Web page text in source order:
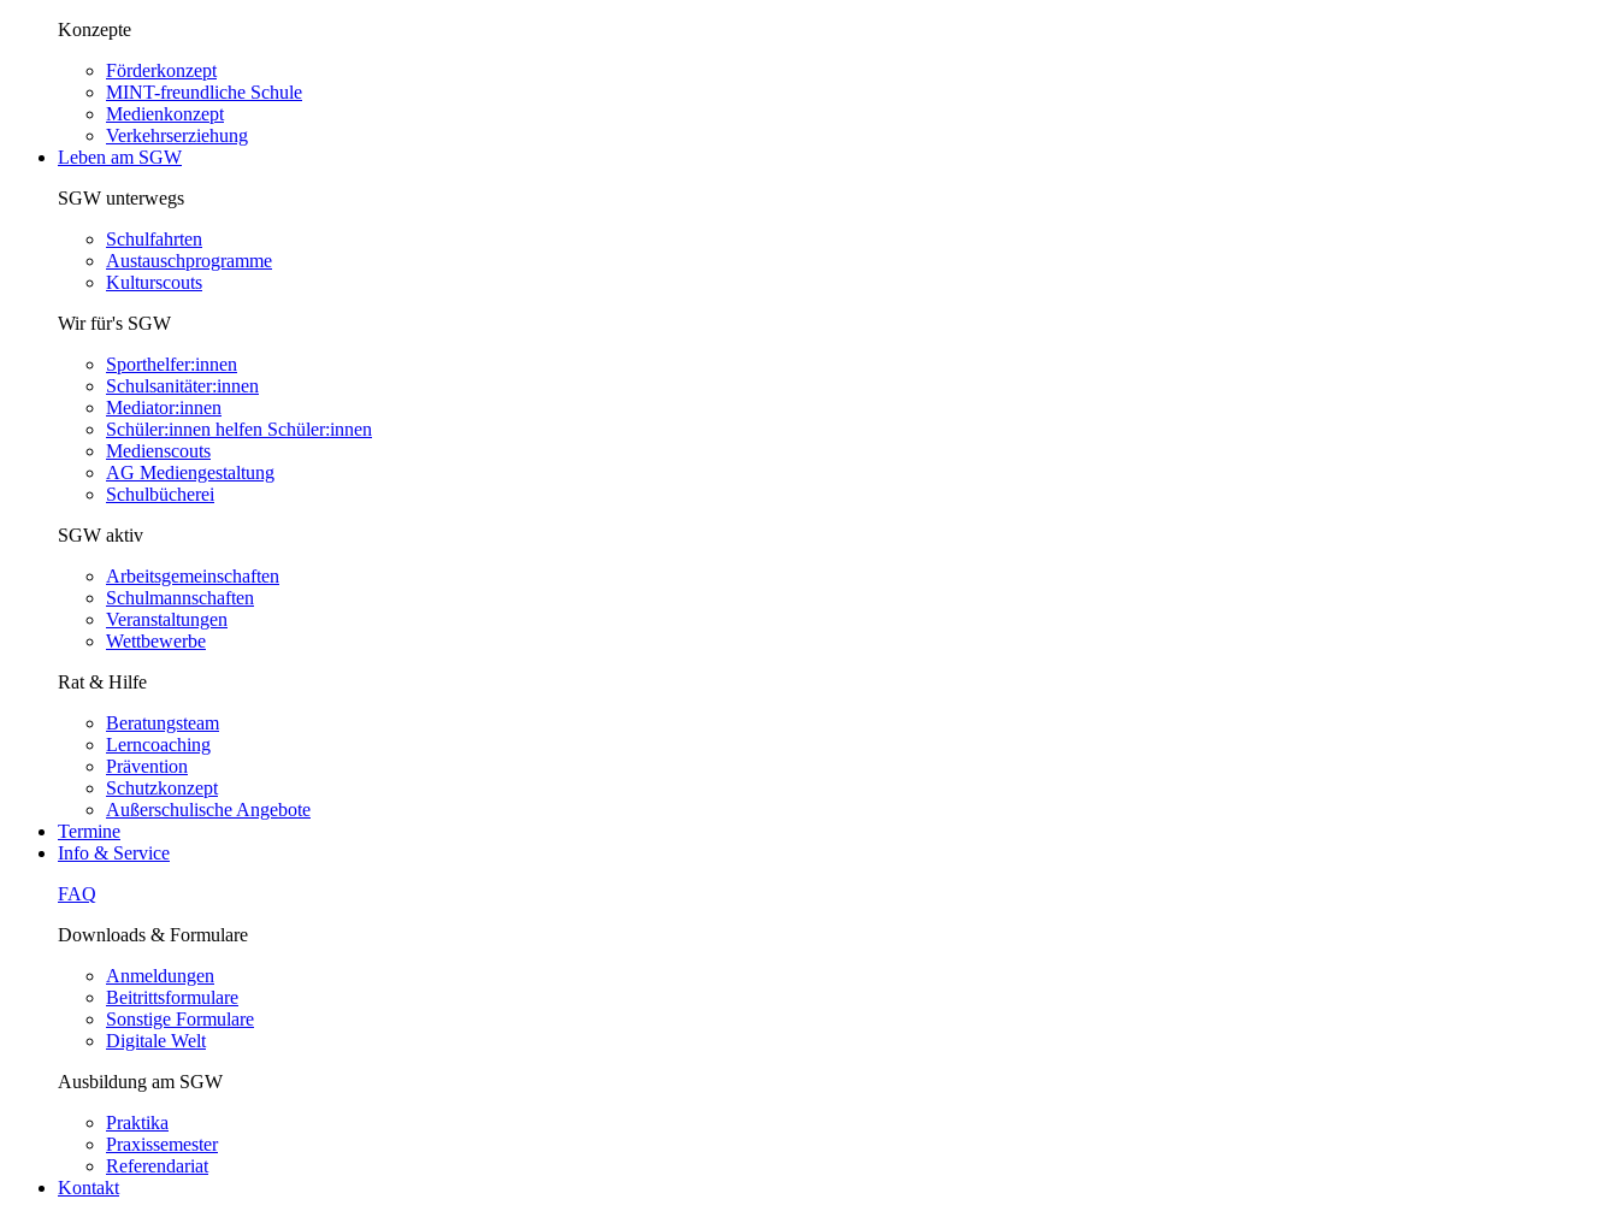
Konzepte
Förderkonzept
MINT-freundliche Schule
Medienkonzept
Verkehrserziehung
Leben am SGW
SGW unterwegs
Schulfahrten
Austauschprogramme
Kulturscouts
Wir für's SGW
Sporthelfer:innen
Schulsanitäter:innen
Mediator:innen
Schüler:innen helfen Schüler:innen
Medienscouts
AG Mediengestaltung
Schulbücherei
SGW aktiv
Arbeitsgemeinschaften
Schulmannschaften
Veranstaltungen
Wettbewerbe
Rat & Hilfe
Beratungsteam
Lerncoaching
Prävention
Schutzkonzept
Außerschulische Angebote
Termine
Info & Service
FAQ
Downloads & Formulare
Anmeldungen
Beitrittsformulare
Sonstige Formulare
Digitale Welt
Ausbildung am SGW
Praktika
Praxissemester
Referendariat
Kontakt